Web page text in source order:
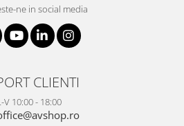
ne in social media
CLIENTI
V 10:00 - 18:00